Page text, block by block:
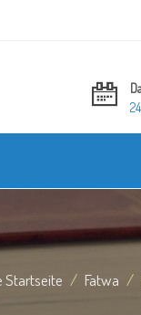
Startseite Fatwa